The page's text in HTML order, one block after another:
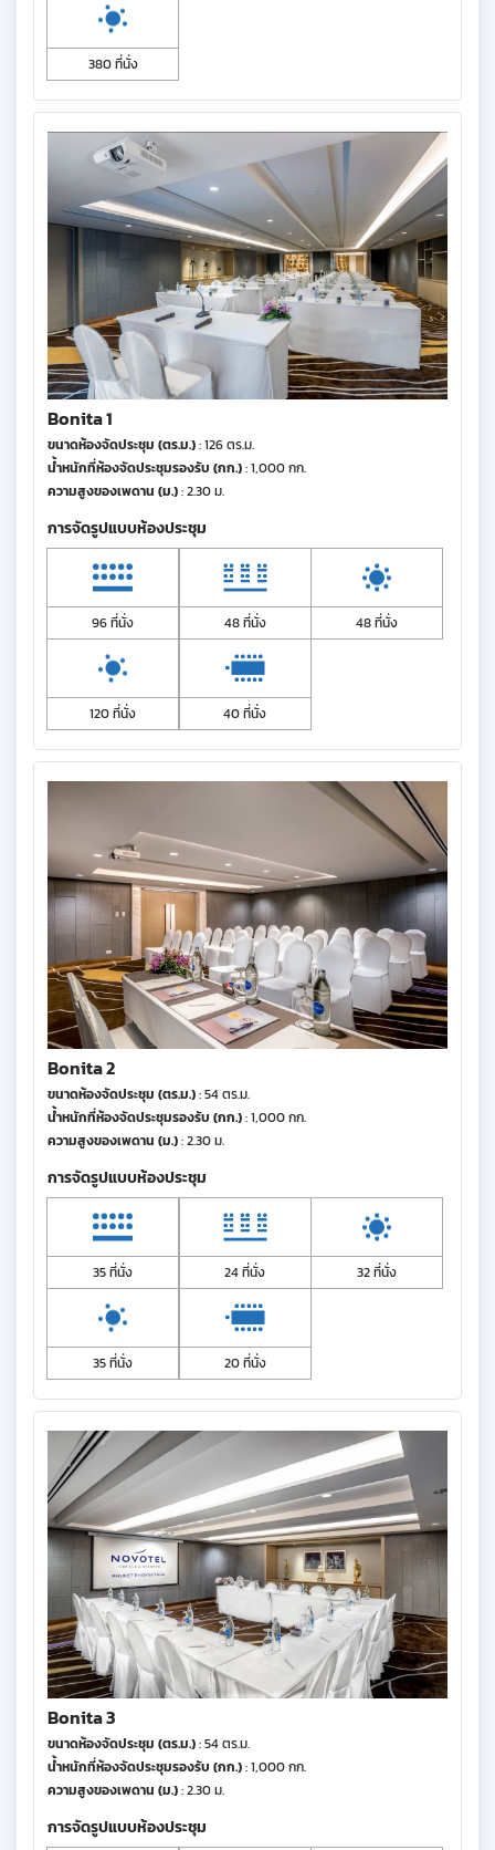
380 ที่นั่ง
Bonita 1
ขนาดห้องจัดประชุม (ตร.ม.): 126 ตร.ม.
น้ำหนักที่ห้องจัดประชุมรองรับ (กก.): 1,000 กก.
ความสูงของเพดาน (ม.): 2.30 ม.
การจัดรูปแบบห้องประชุม
96 ที่นั่ง 48 ที่นั่ง 48 ที่นั่ง
120 ที่นั่ง 40 ที่นั่ง
Bonita 2
ขนาดห้องจัดประชุม (ตร.ม.): 54 ตร.ม.
น้ำหนักที่ห้องจัดประชุมรองรับ (กก.): 1,000 กก.
ความสูงของเพดาน (ม.): 2.30 ม.
การจัดรูปแบบห้องประชุม
35 ที่นั่ง 24 ที่นั่ง 32 ที่นั่ง
35 ที่นั่ง 20 ที่นั่ง
Bonita 3
ขนาดห้องจัดประชุม (ตร.ม.): 54 ตร.ม.
น้ำหนักที่ห้องจัดประชุมรองรับ (กก.): 1,000 กก.
ความสูงของเพดาน (ม.): 2.30 ม.
การจัดรูปแบบห้องประชุม